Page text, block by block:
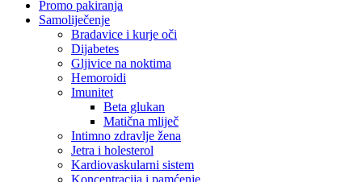
Promo pakiranja
Samoliječenje
Bradavice i kurje oči
Dijabetes
Gljivice na noktima
Hemoroidi
Imunitet
Beta glukan
Matična mliječ
Intimno zdravlje žena
Jetra i holesterol
Kardiovaskularni sistem